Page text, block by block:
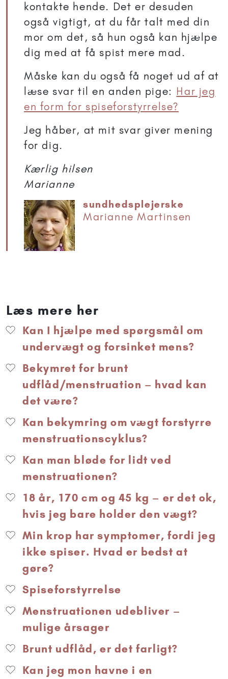
kontakte hende. Det er desuden
også vigtigt, at du får talt med din
mor om det, så hun også kan hjælpe
dig med at få spist mere mad.
Måske kan du også få noget ud af at
læse svar til en anden pige: Har jeg
en form for spiseforstyrrelse?
Jeg håber, at mit svar giver mening
for dig.
Kærlig hilsen
Marianne
sundhedsplejerske
Marianne Martinsen
Læs mere her
Kan I hjælpe med spørgsmål om
undervægt og forsinket mens?
Bekymret for brunt
udflåd/menstruation – hvad kan
det være?
Kan bekymring om vægt forstyrre
menstruationscyklus?
Kan man bløde for lidt ved
menstruationen?
18 år, 170 cm og 45 kg – er det ok,
hvis jeg bare holder den vægt?
Min krop har symptomer, fordi jeg
ikke spiser. Hvad er bedst at
gøre?
Spiseforstyrrelse
Menstruationen udebliver –
mulige årsager
Brunt udflåd, er det farligt?
Kan jeg mon havne i en